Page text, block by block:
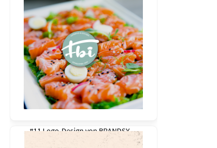
#11 Logo-Design vonBRANDSY